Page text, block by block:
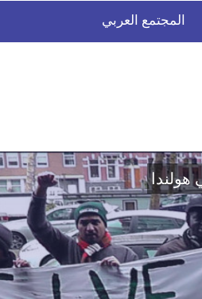
المجتمع العربي
السورية لتعزيز الوحدة